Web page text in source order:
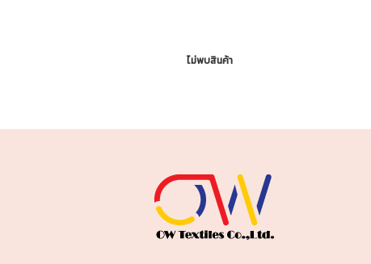
ไม่พบสินค้า